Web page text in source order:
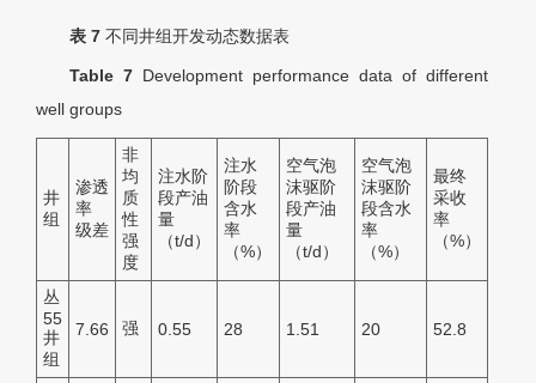
表 7 不同井组开发动态数据表
Table 7 Development performance data of different
well groups
井
组
渗透
率
级差
非
均
质
性
强
度
注水阶
段产油
量
（t/d）
注水
阶段
含水
率
（%）
空气泡
沫驱阶
段产油
量
（t/d）
空气泡
沫驱阶
段含水
率
（%）
最终
采收
率
（%）
丛
55
井
组
7.66 强 0.55 28 1.51 20 52.8